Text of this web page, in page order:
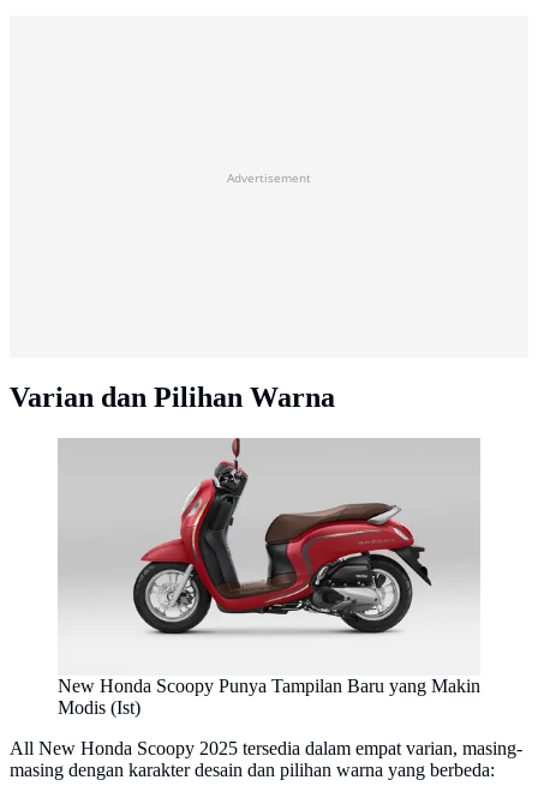
Advertisement
Varian dan Pilihan Warna
New Honda Scoopy Punya Tampilan Baru yang Makin
Modis (Ist)
All New Honda Scoopy 2025 tersedia dalam empat varian, masing-
masing dengan karakter desain dan pilihan warna yang berbeda: